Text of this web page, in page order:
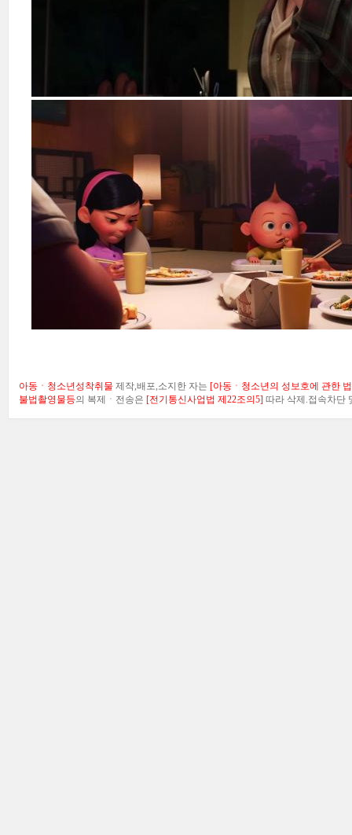
아동ㆍ청소년성착취물 제작,배포,소지한 자는 [아동ㆍ청소년의 성보호에 관한
불법촬영물등의 복제ㆍ전송은 [전기통신사업법 제22조의5] 따라 삭제.접속차단